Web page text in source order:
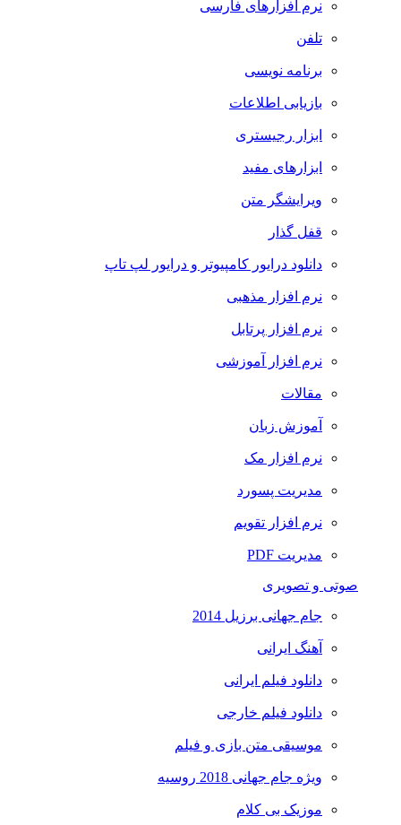
نرم افزارهای فارسی
تلفن
برنامه نویسی
بازیابی اطلاعات
ابزار رجیستری
ابزارهای مفید
ویرایشگر متن
قفل گذار
دانلود درایور کامپیوتر و درایور لپ تاپ
نرم افزار مذهبی
نرم افزار پرتابل
نرم افزار آموزشی
مقالات
آموزش زبان
نرم افزار مک
مدیریت پسورد
نرم افزار تقویم
مدیریت PDF
صوتی و تصویری
جام جهانی برزیل 2014
آهنگ ایرانی
دانلود فیلم ایرانی
دانلود فیلم خارجی
موسیقی متن بازی و فیلم
ویژه جام جهانی 2018 روسیه
موزیک بی کلام